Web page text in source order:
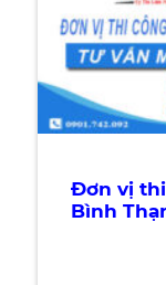
Đơn vị
Bình